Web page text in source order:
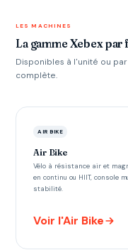
LES MACHINES
La gamme Xebex par
Disponibles à l'unité ou
complète.
AIR BIKE
Air Bike
Vélo à résistance air et
en continu ou HIIT, console
stabilité.
Voir l'Air Bike